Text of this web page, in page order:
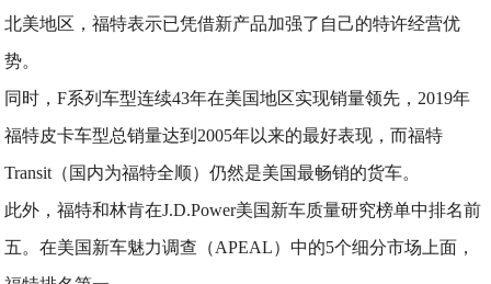
北美地区，福特表示已凭借新产品加强了自己的特许经营优
势。
同时，F系列车型连续43年在美国地区实现销量领先，2019年
福特皮卡车型总销量达到2005年以来的最好表现，而福特
Transit（国内为福特全顺）仍然是美国最畅销的货车。
此外，福特和林肯在J.D.Power美国新车质量研究榜单中排名前
五。在美国新车魅力调查（APEAL）中的5个细分市场上面，